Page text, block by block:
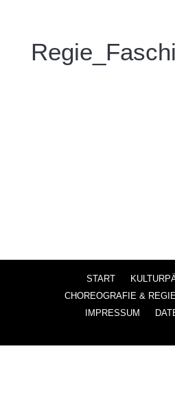
START
CHOREOGRAFIE & REGIE
IMPRESSUM